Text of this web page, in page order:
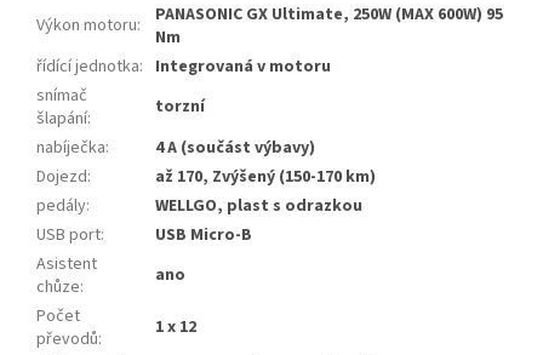
Výkon motoru:
PANASONIC GX Ultimate, 250W (MAX 600W) 95
Nm
řídící jednotka: Integrovaná v motoru
snímač
šlapání:
torzní
nabíječka:
4 A (součást výbavy)
Dojezd:
až 170, Zvýšený (150-170 km)
pedály:
WELLGO, plast s odrazkou
USB port:
USB Micro-B
Asistent
chůze:
ano
Počet
převodů:
1 x 12